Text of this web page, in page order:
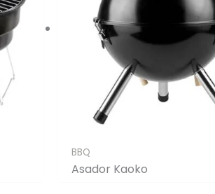
BBQ
Asador Kaoko